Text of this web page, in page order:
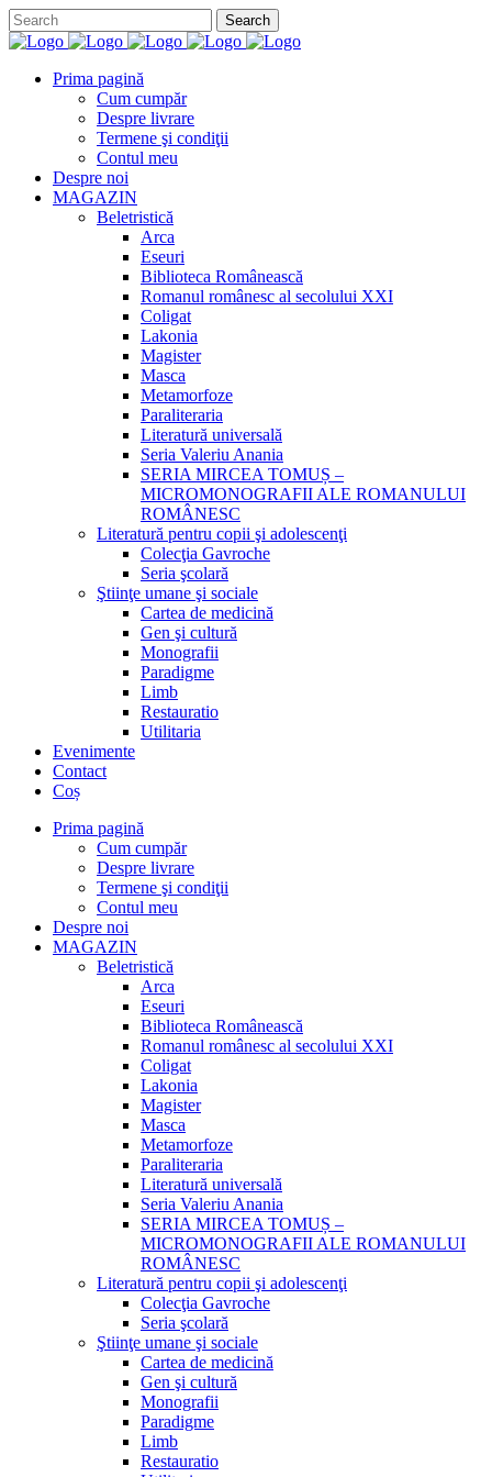
Prima pagină
Cum cumpăr
Despre livrare
Termene şi condiţii
Contul meu
Despre noi
MAGAZIN
Beletristică
Arca
Eseuri
Biblioteca Românească
Romanul românesc al secolului XXI
Coligat
Lakonia
Magister
Masca
Metamorfoze
Paraliteraria
Literatură universală
Seria Valeriu Anania
SERIA MIRCEA TOMUȘ –
MICROMONOGRAFII ALE ROMANULUI
ROMÂNESC
Literatură pentru copii şi adolescenţi
Colecţia Gavroche
Seria şcolară
Ştiinţe umane şi sociale
Cartea de medicină
Gen şi cultură
Monografii
Paradigme
Limb
Restauratio
Utilitaria
Evenimente
Contact
Coș
Prima pagină
Cum cumpăr
Despre livrare
Termene şi condiţii
Contul meu
Despre noi
MAGAZIN
Beletristică
Arca
Eseuri
Biblioteca Românească
Romanul românesc al secolului XXI
Coligat
Lakonia
Magister
Masca
Metamorfoze
Paraliteraria
Literatură universală
Seria Valeriu Anania
SERIA MIRCEA TOMUȘ –
MICROMONOGRAFII ALE ROMANULUI
ROMÂNESC
Literatură pentru copii şi adolescenţi
Colecţia Gavroche
Seria şcolară
Ştiinţe umane şi sociale
Cartea de medicină
Gen şi cultură
Monografii
Paradigme
Limb
Restauratio